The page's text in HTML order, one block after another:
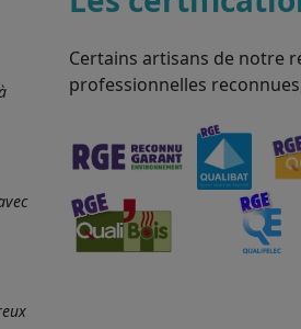
Certains artisans de notre
professionnelles